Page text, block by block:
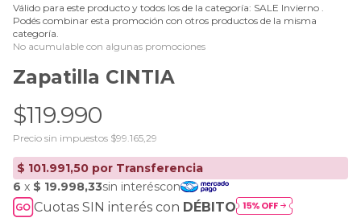
Válido para este producto y todos los de la categoría: SALE Invierno .
Podés combinar esta promoción con otros productos de la misma
categoría.
No acumulable con algunas promociones
Zapatilla CINTIA
$119.990
Precio sin impuestos $99.165,29
Cuotas SIN interés con DÉBITO